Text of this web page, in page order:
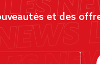
et des